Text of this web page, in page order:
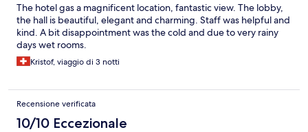
The hotel gas a magnificent location, fantastic view. The lobby,
the hall is beautiful, elegant and charming. Staff was helpful and
kind. A bit disappointment was the cold and due to very rainy
days wet rooms.
Kristof, viaggio di 3 notti
Recensione verificata
10/10 Eccezionale